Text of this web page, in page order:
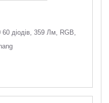
діодів, 359 Лм, RGB,